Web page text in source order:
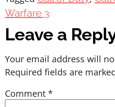
Warfare 3
Leave a
Your email address will
Required fields are
Comment *